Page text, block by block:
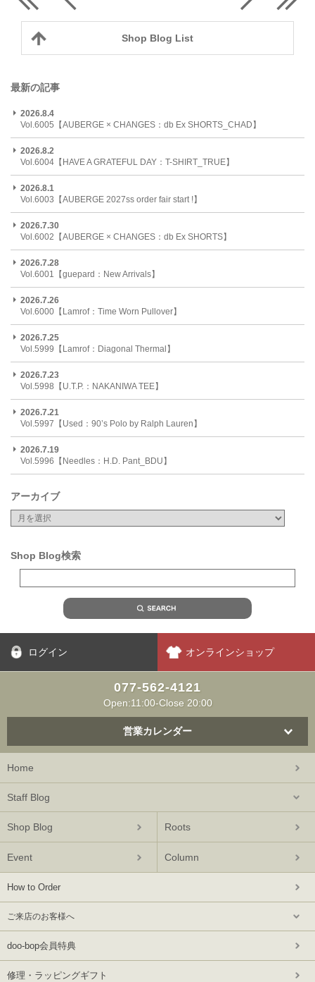
Shop Blog List
最新の記事
2026.8.4
Vol.6005【AUBERGE × CHANGES：db Ex SHORTS_CHAD】
2026.8.2
Vol.6004【HAVE A GRATEFUL DAY：T-SHIRT_TRUE】
2026.8.1
Vol.6003【AUBERGE 2027ss order fair start !】
2026.7.30
Vol.6002【AUBERGE × CHANGES：db Ex SHORTS】
2026.7.28
Vol.6001【guepard：New Arrivals】
2026.7.26
Vol.6000【Lamrof：Time Worn Pullover】
2026.7.25
Vol.5999【Lamrof：Diagonal Thermal】
2026.7.23
Vol.5998【U.T.P.：NAKANIWA TEE】
2026.7.21
Vol.5997【Used：90’s Polo by Ralph Lauren】
2026.7.19
Vol.5996【Needles：H.D. Pant_BDU】
アーカイブ
Shop Blog検索
ログイン オンラインショップ
077-562-4121
Open:11:00-Close 20:00
営業カレンダー
Home
Staff Blog
Shop Blog Roots
Event Column
How to Order
ご来店のお客様へ
doo-bop会員特典
修理・ラッピングギフト